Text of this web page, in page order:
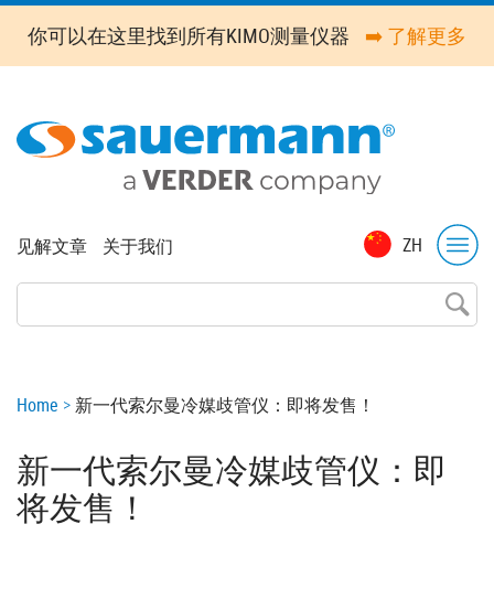
Skip
main
你可以在这里找到所有KIMO测量仪器 ➡️ 了解更多
ZH
Top
见解文章 关于我们
Breadcrumb
Home 新一代索尔曼冷媒歧管仪：即将发售！
新一代索尔曼冷媒歧管仪：即
将发售！